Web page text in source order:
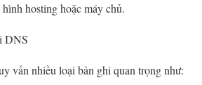
hosting hoặc máy chủ.
DNS
vấn nhiều loại bản ghi quan trọng như: